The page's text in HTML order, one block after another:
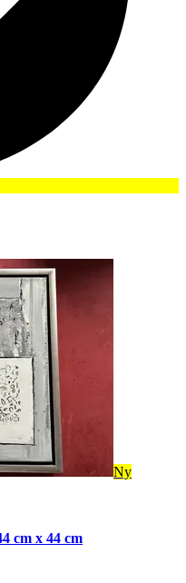
Ny
cm x 44 cm